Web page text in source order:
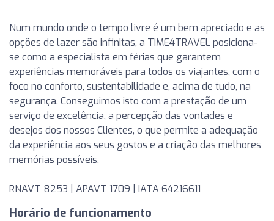
Num mundo onde o tempo livre é um bem apreciado e as
opções de lazer são infinitas, a TIME4TRAVEL posiciona-
se como a especialista em férias que garantem
experiências memoráveis para todos os viajantes, com o
foco no conforto, sustentabilidade e, acima de tudo, na
segurança. Conseguimos isto com a prestação de um
serviço de excelência, a percepção das vontades e
desejos dos nossos Clientes, o que permite a adequação
da experiência aos seus gostos e a criação das melhores
memórias possíveis.
RNAVT 8253 | APAVT 1709 | IATA 64216611
Horário de funcionamento